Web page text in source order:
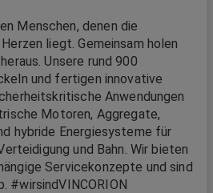
Menschen, denen die
liegt. Gemeinsam holen
Unsere rund 900
und fertigen innovative
Anwendungen
Motoren, Aggregate,
hybride Energiesysteme für
und Bahn. Wir bieten
Servicekonzepte und sind
#wirsindVINCORION